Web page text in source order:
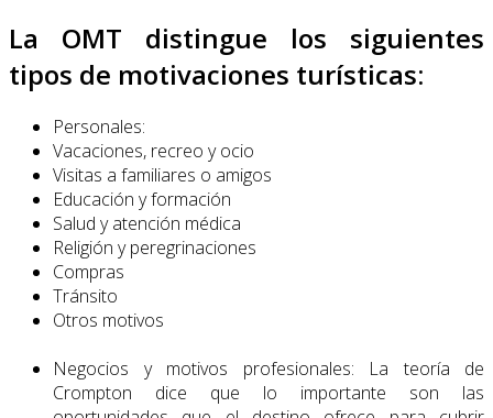
La OMT distingue los siguientes
tipos de motivaciones turísticas:
Personales:
Vacaciones, recreo y ocio
Visitas a familiares o amigos
Educación y formación
Salud y atención médica
Religión y peregrinaciones
Compras
Tránsito
Otros motivos
Negocios y motivos profesionales: La teoría de
Crompton dice que lo importan­te son las